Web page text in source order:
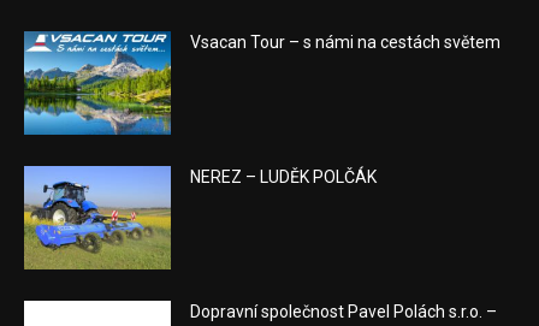
Vsacan Tour – s námi na cestách světem
NEREZ – LUDĚK POLČÁK
Dopravní společnost Pavel Polách s.r.o. –